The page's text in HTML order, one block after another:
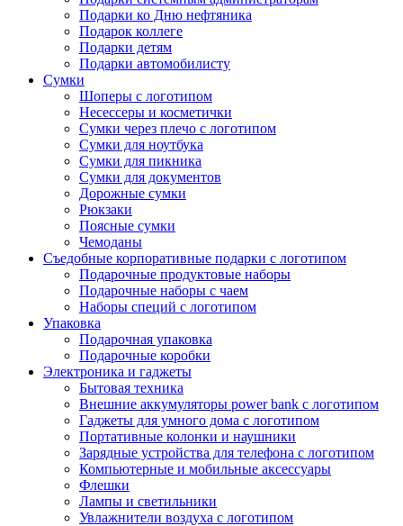
Подарки ко Дню нефтяника
Подарок коллеге
Подарки детям
Подарки автомобилисту
Сумки
Шоперы с логотипом
Несессеры и косметички
Сумки через плечо с логотипом
Сумки для ноутбука
Сумки для пикника
Сумки для документов
Дорожные сумки
Рюкзаки
Поясные сумки
Чемоданы
Съедобные корпоративные подарки с логотипом
Подарочные продуктовые наборы
Подарочные наборы с чаем
Наборы специй с логотипом
Упаковка
Подарочная упаковка
Подарочные коробки
Электроника и гаджеты
Бытовая техника
Внешние аккумуляторы power bank с логотипом
Гаджеты для умного дома с логотипом
Портативные колонки и наушники
Зарядные устройства для телефона с логотипом
Компьютерные и мобильные аксессуары
Флешки
Лампы и светильники
Увлажнители воздуха с логотипом